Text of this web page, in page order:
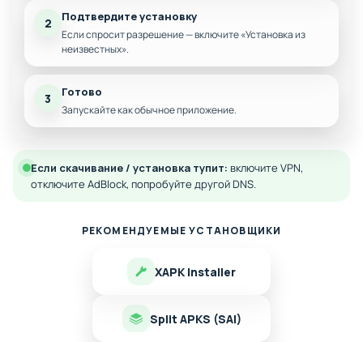
2 Подтвердите установку
Если спросит разрешение — включите «Установка из
неизвестных».
3 Готово
Запускайте как обычное приложение.
Если скачивание / установка тупит: включите VPN,
отключите AdBlock, попробуйте другой DNS.
РЕКОМЕНДУЕМЫЕ УСТАНОВЩИКИ
XAPK Installer
Split APKS (SAI)